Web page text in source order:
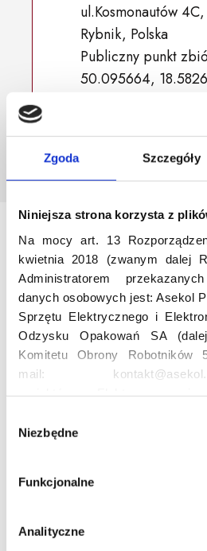
Zgoda Szczegóły
Niniejsza strona korzysta z
Na mocy art. 13
kwietnia 2018 (zwanym dalej
Administratorem
danych osobowych jest: Asekol
Sprzętu Elektrycznego i
Odzysku Opakowań SA
Komitetu Obrony Robotników
mail:
Asekolove. Administrator
osobowe Użytkowników: imię,
numer telefonu, miasto,
lokalizacja, obszar
reklamowy Użytkownika,
urządzenia, data i godzina
Niezbędne
Funkcjonalne
Analityczne
ul.Kosmonautów
Rybnik, Polska
Publiczny punkt
50.095664,
Odwiedź
Edukacja
Projekt edukacyjny F(RE)Ecykling –
Profesjonalna i Bezpieczna Utylizacja